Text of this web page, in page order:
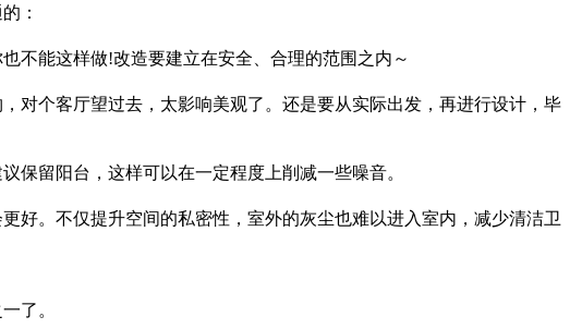
：
不能这样做!改造要建立在安全、合理的范围之内～
对个客厅望过去，太影响美观了。还是要从实际出发，再进行设计，毕
保留阳台，这样可以在一定程度上削减一些噪音。
好。不仅提升空间的私密性，室外的灰尘也难以进入室内，减少清洁卫
了。